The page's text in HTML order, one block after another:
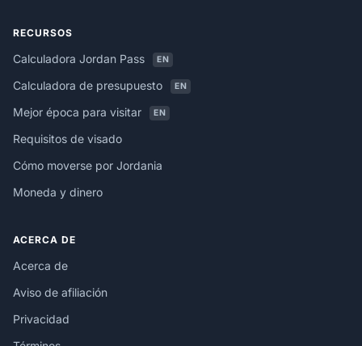
RECURSOS
Calculadora Jordan Pass EN
Calculadora de presupuesto EN
Mejor época para visitar EN
Requisitos de visado
Cómo moverse por Jordania
Moneda y dinero
ACERCA DE
Acerca de
Aviso de afiliación
Privacidad